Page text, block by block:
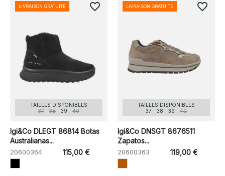
TAILLES DISPONIBLES
37
38 39 40
Igi&Co DLEGT 86814 Botas
Australianas...
20600364 115,00 €
LIVRAISON GRATUITE favorite_border
TAILLES DISPONIBLES
37
38 39 40
Igi&Co DNSGT 8676511
Zapatos...
20600363 119,00 €
LIVRAISON GRATUITE favorite_border